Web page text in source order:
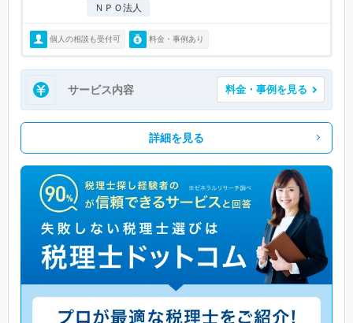
ＮＰＯ法人
個人の相談も受付可 料金・事例あり
サービス内容 料金・事例を見る
詳細を見る